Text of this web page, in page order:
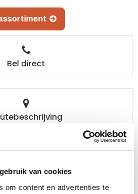
van cookies
om content en advertenties te
Bel direct
een e-mail